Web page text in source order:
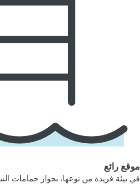
موقع رائع
في بيئة فريدة من نوعها، بجوار حمامات